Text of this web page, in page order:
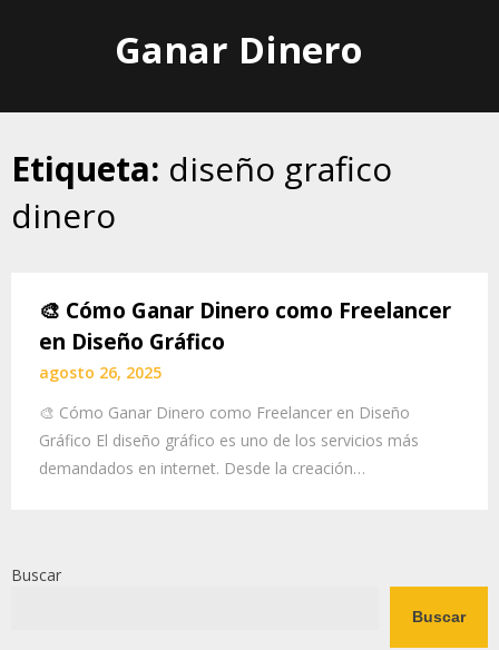
Ganar Dinero
Etiqueta: diseño grafico
dinero
🎨 Cómo Ganar Dinero como Freelancer
en Diseño Gráfico
agosto 26, 2025
🎨 Cómo Ganar Dinero como Freelancer en Diseño
Gráfico El diseño gráfico es uno de los servicios más
demandados en internet. Desde la creación…
Buscar
Buscar